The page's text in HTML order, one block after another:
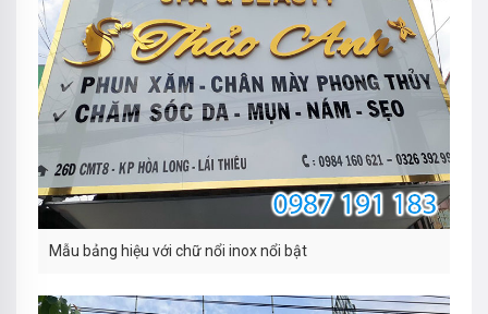
Mẫu bảng hiệu với chữ nổi inox nổi bật